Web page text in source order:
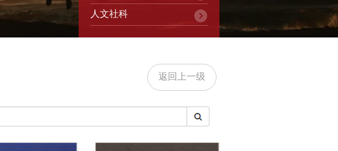
人文社科
返回上一级